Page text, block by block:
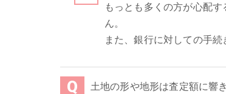
もっとも多くの方が心配
ん。
また、銀行に対しての手
土地の形や地形は査定額に響